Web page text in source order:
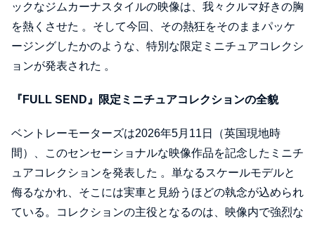
ックなジムカーナスタイルの映像は、我々クルマ好きの胸
を熱くさせた 。そして今回、その熱狂をそのままパッケ
ージングしたかのような、特別な限定ミニチュアコレクシ
ョンが発表された 。
『FULL SEND』限定ミニチュアコレクションの全貌
ベントレーモーターズは2026年5月11日（英国現地時
間）、このセンセーショナルな映像作品を記念したミニチ
ュアコレクションを発表した 。単なるスケールモデルと
侮るなかれ、そこには実車と見紛うほどの執念が込められ
ている。コレクションの主役となるのは、映像内で強烈な